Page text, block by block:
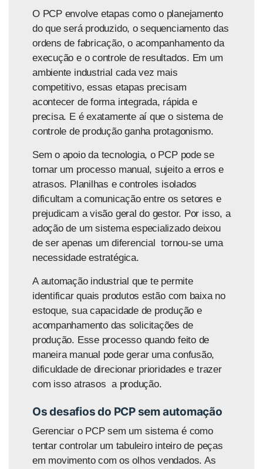
O PCP envolve etapas como o planejamento
do que será produzido, o sequenciamento das
ordens de fabricação, o acompanhamento da
execução e o controle de resultados. Em um
ambiente industrial cada vez mais
competitivo, essas etapas precisam
acontecer de forma integrada, rápida e
precisa. E é exatamente aí que o sistema de
controle de produçãoganha protagonismo.
Sem o apoio da tecnologia, o PCP pode se
tornar um processo manual, sujeito a erros e
atrasos. Planilhas e controles isolados
dificultam a comunicação entre os setores e
prejudicam a visão geral do gestor. Por isso, a
adoção de um sistema especializado deixou
de ser apenas um diferencial tornou-se uma
necessidade estratégica.
A automação industrial que te permite
identificar quais produtos estão com baixa no
estoque, sua capacidade de produção e
acompanhamento das solicitações de
produção. Esse processo quando feito de
maneira manual pode gerar uma confusão,
dificuldade de direcionar prioridades e trazer
com isso atrasos a produção.
Os desafios do PCP sem automação
Gerenciar o PCP sem um sistema é como
tentar controlar um tabuleiro inteiro de peças
em movimento com os olhos vendados. As